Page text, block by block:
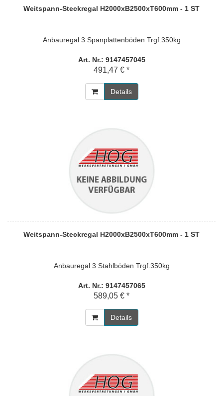
Weitspann-Steckregal H2000xB2500xT600mm - 1 ST
Anbauregal 3 Spanplattenböden Trgf.350kg
Art. Nr.: 9147457045
491,47 € *
Details
Weitspann-Steckregal H2000xB2500xT600mm - 1 ST
Anbauregal 3 Stahlböden Trgf.350kg
Art. Nr.: 9147457065
589,05 € *
Details